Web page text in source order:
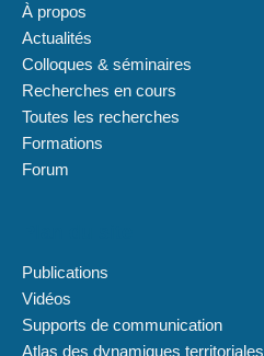
À propos
Actualités
Colloques & séminaires
Recherches en cours
Toutes les recherches
Formations
Forum
Publications
Vidéos
Supports de communication
Atlas des dynamiques territoriales